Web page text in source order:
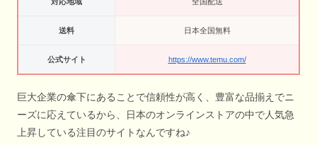
送料 日本全国無料
公式サイト https://www.temu.com/
巨大企業の傘下にあることで信頼性が高く、豊富な品揃えでニ
ーズに応えているから、日本のオンラインストアの中で人気急
上昇している注目のサイトなんですね♪